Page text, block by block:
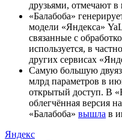
друзьями, отмечают
«Балабоба»
модели «Яндекса»
связанные с
используется, в
других сервисах
Самую большую
млрд параметров в
открытый доступ. В
облегчённая версия
«Балабоба» вышла в
Яндекс